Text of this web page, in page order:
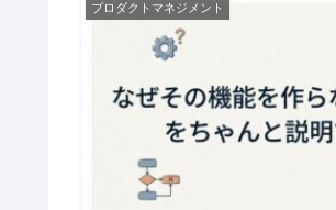
プロダクトマネジメント